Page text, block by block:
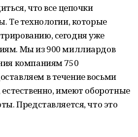
что все цепочки
Те технологии, которые
сегодня уже
Мы из 900 миллиардов
компаниям 750
в течение восьми
имеют оборотные
Представляется, что это